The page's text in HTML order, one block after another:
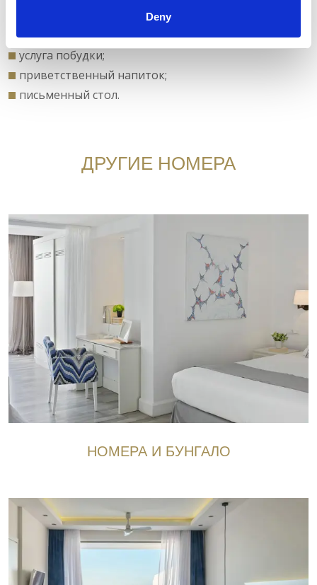
Deny
шезлонги и зонт;
услуга побудки;
приветственный напиток;
письменный стол.
ДРУГИЕ НОМЕРА
НОМЕРА И БУНГАЛО